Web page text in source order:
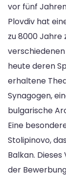
vor fünf
Plovdiv hat
zu 8000 Jahre
heute deren
erhaltene
Synagogen,
bulgarische
Eine
Stolipinovo,
Balkan.
der